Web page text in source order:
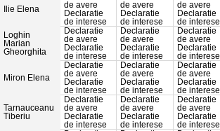
Ilie Elena
de avere
Declaratie
de interese
de avere
Declaratie
de interese
de avere
Declaratie
de interese
Loghin
Marian
Gheorghita
Declaratie
de avere
Declaratie
de interese
Declaratie
de avere
Declaratie
de interese
Declaratie
de avere
Declaratie
de interese
Miron Elena
Declaratie
de avere
Declaratie
de interese
Declaratie
de avere
Declaratie
de interese
Declaratie
de avere
Declaratie
de interese
Tarnauceanu
Tiberiu
Declaratie
de avere
Declaratie
de interese
Declaratie
de avere
Declaratie
de interese
Declaratie
de avere
Declaratie
de interese